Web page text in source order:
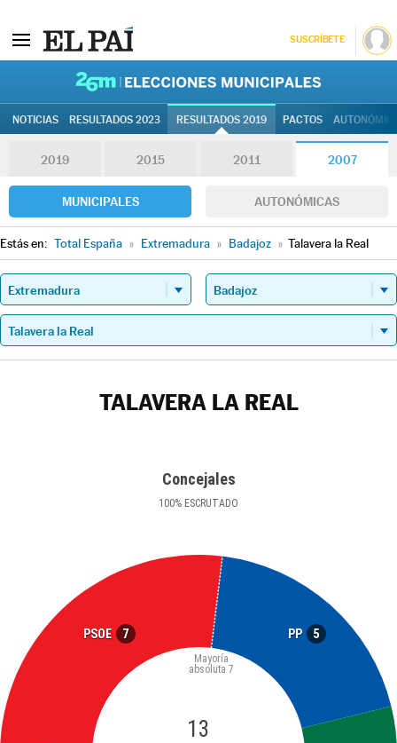
SUSCRÍBETE
NOTICIAS RESULTADOS 2023 RESULTADOS 2019 PACTOS
2019 2015 2011 2007
MUNICIPALES AUTONÓMICAS
Estás en: Total España » Extremadura » Badajoz » Talavera la Real
TALAVERA LA REAL
Concejales
100% ESCRUTADO
PSOE 7 PP 5
13
Mayoría
absoluta 7